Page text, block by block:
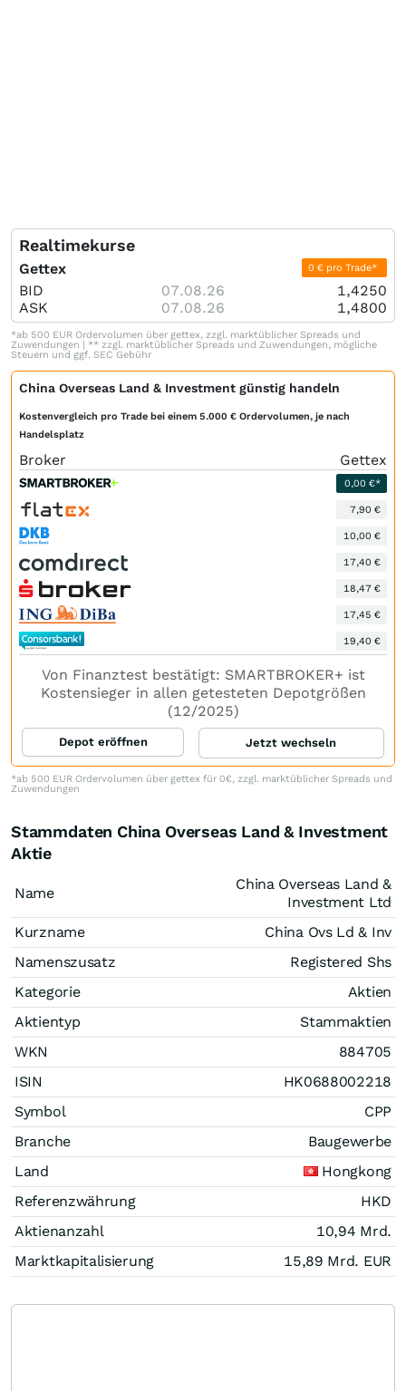
Realtimekurse
Gettex 0 € pro Trade*
BID 07.08.26
1,4250
ASK
07.08.26 1,4800
*ab 500 EUR Ordervolumen über gettex, zzgl. marktüblicher Spreads und
Zuwendungen | ** zzgl. marktüblicher Spreads und Zuwendungen, mögliche
Steuern und ggf. SEC Gebühr
China Overseas Land & Investment günstig handeln
Kostenvergleich pro Trade bei einem 5.000 € Ordervolumen, je nach
Handelsplatz
Broker Gettex
0,00 €*
7,90 €
10,00 €
17,40 €
18,47 €
17,45 €
19,40 €
Von Finanztest bestätigt: SMARTBROKER+ ist
Kostensieger in allen getesteten Depotgrößen
(12/2025)
Depot eröffnen Jetzt wechseln
*ab 500 EUR Ordervolumen über gettex für 0€, zzgl. marktüblicher Spreads und
Zuwendungen
Stammdaten China Overseas Land & Investment
Aktie
Name
China Overseas Land &
Investment Ltd
Kurzname
China Ovs Ld & Inv
Namenszusatz
Registered Shs
Kategorie
Aktien
Aktientyp
Stammaktien
WKN
884705
ISIN
HK0688002218
Symbol
CPP
Branche
Baugewerbe
Land
Hongkong
Referenzwährung
HKD
Aktienanzahl
10,94 Mrd.
Marktkapitalisierung
15,89 Mrd. EUR